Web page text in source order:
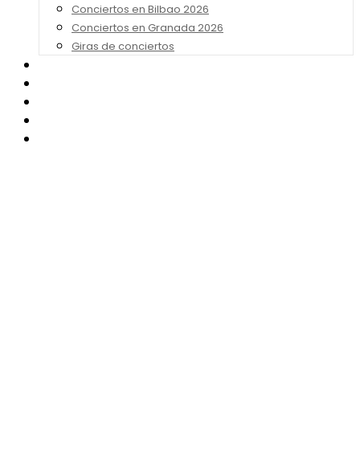
Conciertos en Bilbao 2026
Conciertos en Granada 2026
Giras de conciertos